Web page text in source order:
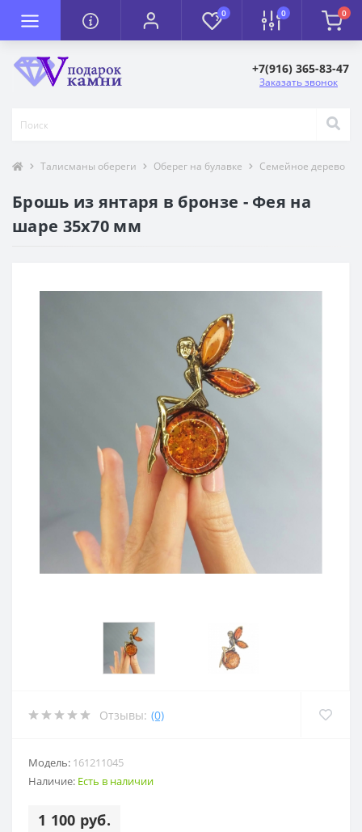
0 0 0
+7(916) 365-83-47
Заказать звонок
Талисманы обереги Оберег на булавке Семейное дерево
Брошь из янтаря в бронзе - Фея на
шаре 35х70 мм
Отзывы: (0)
Модель: 161211045
Наличие: Есть в наличии
1 100 руб.